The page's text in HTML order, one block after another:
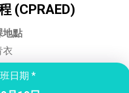
(CPRAED)
地點
衣
日期 *